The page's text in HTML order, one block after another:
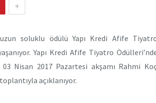
+
soluklu ödülü Yapı Kredi Afife
Yapı Kredi Afife Tiyatro
Nisan 2017 Pazartesi akşamı Rahmi
açıklanıyor.